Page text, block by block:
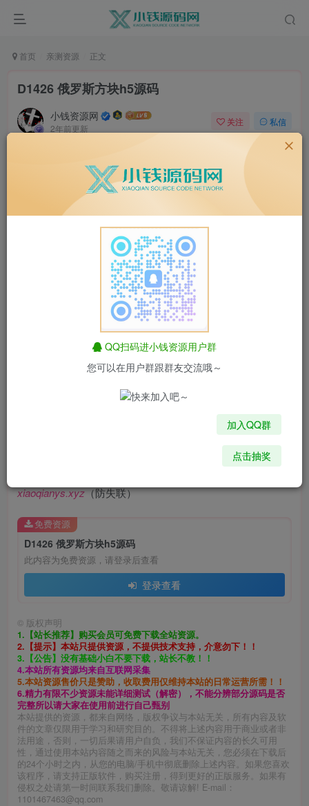
首页 亲测资源 正文
D1426 俄罗斯方块h5源码
小钱资源网
2年前更新
关注 私信
源码介绍：
上传源码至服务器和空间即可使用，源码无后门，
就一天 html 文件，一个两个 css 文件以及一个 js 文件
166489092 （新群&禁广）
xiaoqianys.xyz（防失联）
D1426 俄罗斯方块h5源码
此内容为免费资源，请登录后查看
登录查看
免费资源
© 版权声明
1.【站长推荐】购买会员可免费下载全站资源。
2.【提示】本站只提供资源，不提供技术支持，介意勿下！！
3.【公告】没有基础小白不要下载，站长不教！！
4.本站所有资源均来自互联网采集
5.本站资源售价只是赞助，收取费用仅维持本站的日常运营所需！！
6.精力有限不少资源未能详细测试（解密），不能分辨部分源码是否
完整所以请大家在使用前进行自己甄别
本站提供的资源，都来自网络，版权争议与本站无关，所有内容及软
件的文章仅限用于学习和研究目的。不得将上述内容用于商业或者非
法用途，否则，一切后果请用户自负，我们不保证内容的长久可用
性，通过使用本站内容随之而来的风险与本站无关，您必须在下载后
的24个小时之内，从您的电脑/手机中彻底删除上述内容。如果您喜欢
该程序，请支持正版软件，购买注册，得到更好的正版服务。如果有
侵权之处请第一时间联系我们删除。敬请谅解! E-mail：
1101467463@qq.com
QQ扫码进小钱资源用户群
您可以在用户群跟群友交流哦～
加入QQ群
点击抽奖